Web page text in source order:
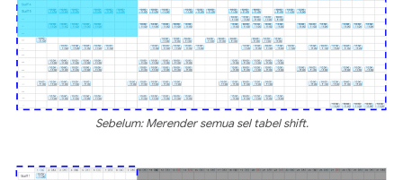
Sebelum: Merender semua sel tabel shift.